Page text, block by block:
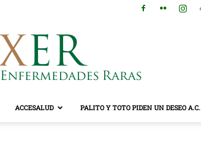
ACCESALUD PALITO Y TOTO PIDEN UN DESEO A.C.